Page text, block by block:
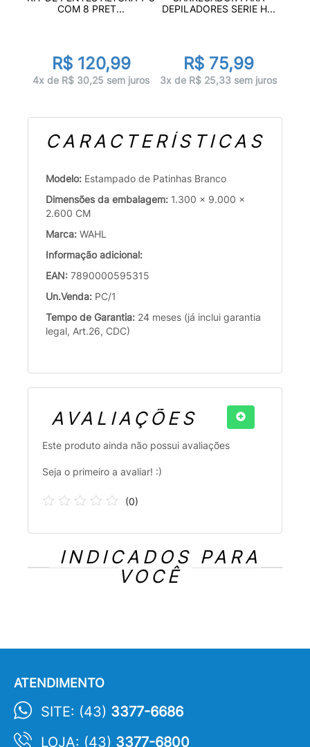
COM 8 PRET...
R$ 120,99
4x de R$ 30,25 sem juros
DEPILADORES SERIE H...
R$ 75,99
3x de R$ 25,33 sem juros
CARACTERÍSTICAS
Modelo: Estampado de Patinhas Branco
Dimensões da embalagem: 1.300 x 9.000 x
2.600 CM
Marca: WAHL
Informação adicional:
EAN: 7890000595315
Un.Venda: PC/1
Tempo de Garantia: 24 meses (já inclui garantia
legal, Art.26, CDC)
AVALIAÇÕES
Este produto ainda não possui avaliações
Seja o primeiro a avaliar! :)
(0)
INDICADOS PARA
VOCÊ
ATENDIMENTO
SITE: (43) 3377-6686
LOJA: (43) 3377-6800